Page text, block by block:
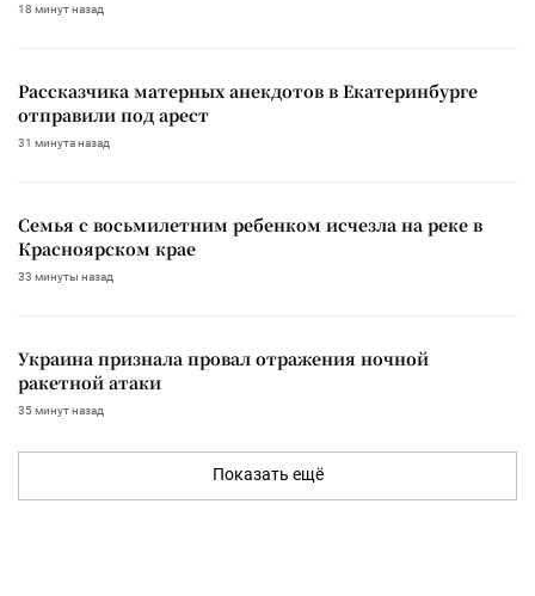
18 минут назад
Рассказчика матерных анекдотов в Екатеринбурге
отправили под арест
31 минута назад
Семья с восьмилетним ребенком исчезла на реке в
Красноярском крае
33 минуты назад
Украина признала провал отражения ночной
ракетной атаки
35 минут назад
Показать ещё